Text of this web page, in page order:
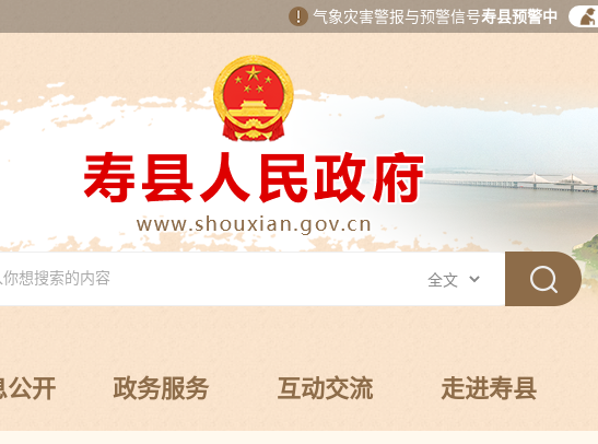
气象灾害警报与预警信号寿县预警中
公开 政务服务 互动交流 走进寿县